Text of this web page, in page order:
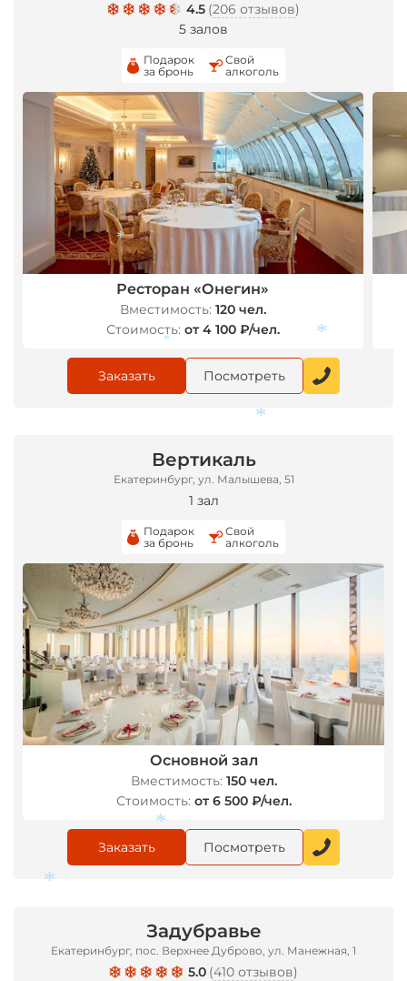
4.5 (206 отзывов)
5 залов
Подарок
за бронь
Свой
алкоголь
Ресторан «Онегин»
Вместимость: 120 чел.
Стоимость: от 4 100 ₽/чел.
Заказать Посмотреть
Вертикаль
Екатеринбург, ул. Малышева, 51
1 зал
Подарок
за бронь
Свой
алкоголь
Основной зал
Вместимость: 150 чел.
Стоимость: от 6 500 ₽/чел.
Заказать Посмотреть
Задубравье
Екатеринбург, пос. Верхнее Дуброво, ул. Манежная, 1
5.0 (410 отзывов)
*
*
*
*